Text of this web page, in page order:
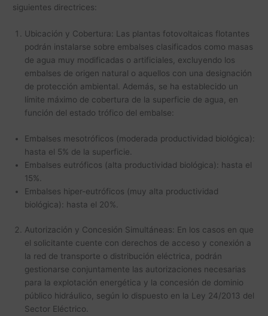
siguientes directrices:
Ubicación y Cobertura: Las plantas fotovoltaicas flotantes
podrán instalarse sobre embalses clasificados como masas
de agua muy modificadas o artificiales, excluyendo los
embalses de origen natural o aquellos con una designación
de protección ambiental. Además, se ha establecido un
límite máximo de cobertura de la superficie de agua, en
función del estado trófico del embalse:
Embalses mesotróficos (moderada productividad biológica):
hasta el 5% de la superficie.
Embalses eutróficos (alta productividad biológica): hasta el
15%.
Embalses hiper-eutróficos (muy alta productividad
biológica): hasta el 20%.
Autorización y Concesión Simultáneas: En los casos en que
el solicitante cuente con derechos de acceso y conexión a
la red de transporte o distribución eléctrica, podrán
gestionarse conjuntamente las autorizaciones necesarias
para la explotación energética y la concesión de dominio
público hidráulico, según lo dispuesto en la Ley 24/2013 del
Sector Eléctrico.